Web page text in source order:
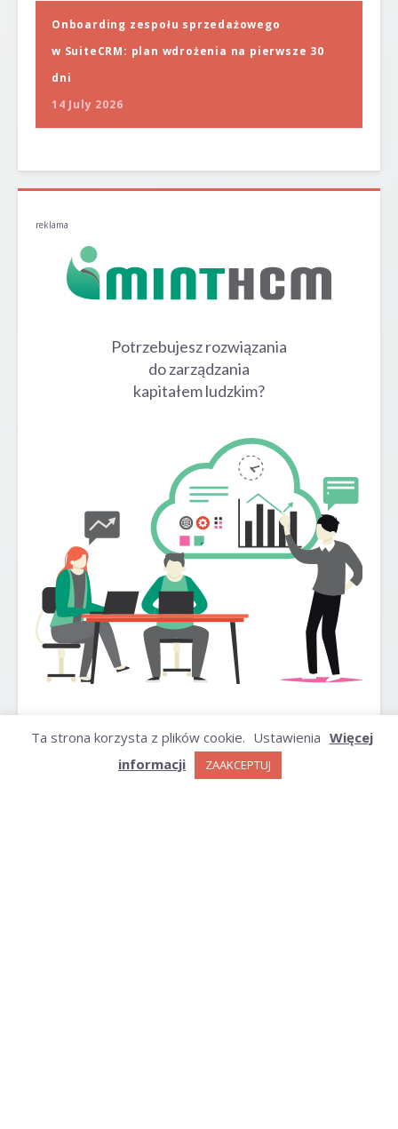
Onboarding zespołu sprzedażowego
w SuiteCRM: plan wdrożenia na pierwsze 30
dni
14 July 2026
reklama
Potrzebujesz rozwiązania
do zarządzania
kapitałem ludzkim?
wypróbuj za darmo
Ta strona korzysta z plików cookie. Ustawienia Więcej
informacji
ZAAKCEPTUJ